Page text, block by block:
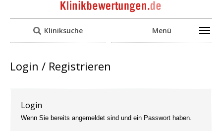
Kliniksuche Menü
Login / Registrieren
Login
Wenn Sie bereits angemeldet sind und ein Passwort haben.